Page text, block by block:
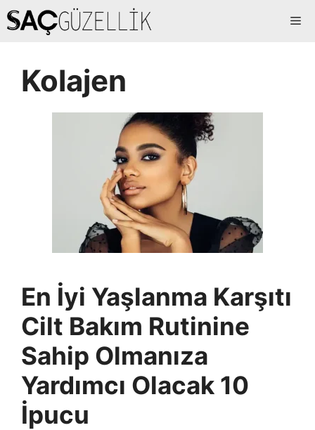
İçeriğe
atla
Kolajen
En İyi Yaşlanma Karşıtı
Cilt Bakım Rutinine
Sahip Olmanıza
Yardımcı Olacak 10
İpucu